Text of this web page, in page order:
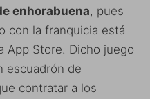
enhorabuena, pues
con la franquicia está
App Store. Dicho juego
escuadrón de
contratar a los